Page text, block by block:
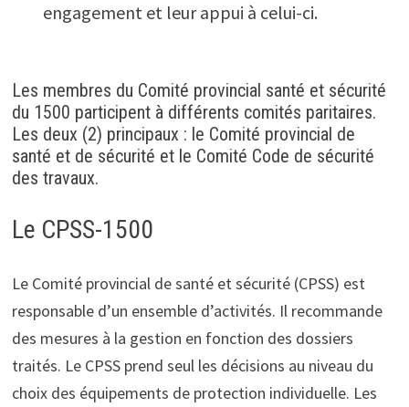
engagement et leur appui à celui-ci.
Les membres du Comité provincial santé et sécurité
du 1500 participent à différents comités paritaires.
Les deux (2) principaux : le Comité provincial de
santé et de sécurité et le Comité Code de sécurité
des travaux.
Le CPSS-1500
Le Comité provincial de santé et sécurité (CPSS) est
responsable d’un ensemble d’activités. Il recommande
des mesures à la gestion en fonction des dossiers
traités. Le CPSS prend seul les décisions au niveau du
choix des équipements de protection individuelle. Les